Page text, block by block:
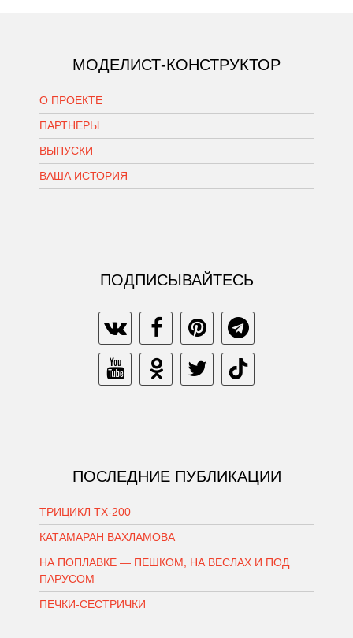
МОДЕЛИСТ-КОНСТРУКТОР
О ПРОЕКТЕ
ПАРТНЕРЫ
ВЫПУСКИ
ВАША ИСТОРИЯ
ПОДПИСЫВАЙТЕСЬ
ПОСЛЕДНИЕ ПУБЛИКАЦИИ
ТРИЦИКЛ ТХ-200
КАТАМАРАН ВАХЛАМОВА
НА ПОПЛАВКЕ — ПЕШКОМ, НА ВЕСЛАХ И ПОД
ПАРУСОМ
ПЕЧКИ-СЕСТРИЧКИ